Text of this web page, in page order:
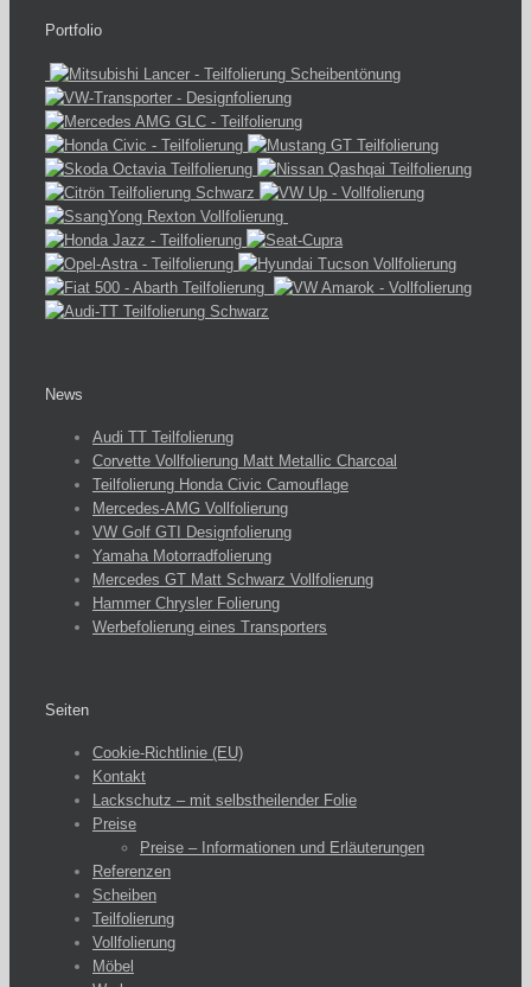
Portfolio
News
Audi TT Teilfolierung
Corvette Vollfolierung Matt Metallic Charcoal
Teilfolierung Honda Civic Camouflage
Mercedes-AMG Vollfolierung
VW Golf GTI Designfolierung
Yamaha Motorradfolierung
Mercedes GT Matt Schwarz Vollfolierung
Hammer Chrysler Folierung
Werbefolierung eines Transporters
Seiten
Cookie-Richtlinie (EU)
Kontakt
Lackschutz – mit selbstheilender Folie
Preise
Preise – Informationen und Erläuterungen
Referenzen
Scheiben
Teilfolierung
Vollfolierung
Möbel